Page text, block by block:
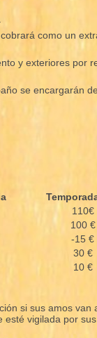
como un
y exteriores por
se encargarán
110€
100 €
-15 €
30 €
10 €
si sus amos van
vigilada por sus